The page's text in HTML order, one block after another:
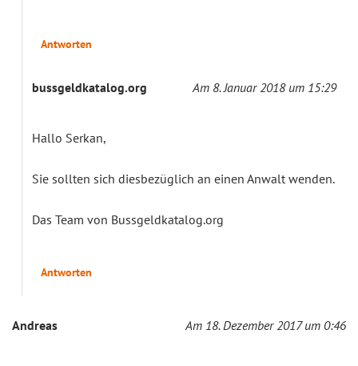
Antworten
bussgeldkatalog.org Am 8. Januar 2018 um 15:29
Hallo Serkan,
Sie sollten sich diesbezüglich an einen Anwalt wenden.
Das Team von Bussgeldkatalog.org
Antworten
Andreas Am 18. Dezember 2017 um 0:46